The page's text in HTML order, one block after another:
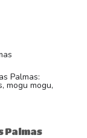
Palmas:
mogu mogu,
Palmas